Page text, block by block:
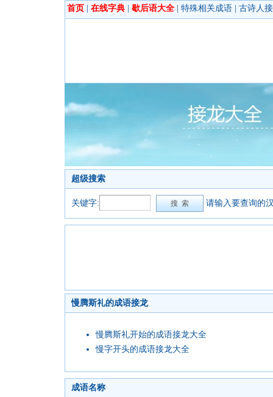
首页 在线字典 歇后语大全 特殊相关成语 古诗人
超级搜索
关键字: 请输入要查询的
慢腾斯礼的成语接龙
慢腾斯礼开始的成语接龙大全
慢字开头的成语接龙大全
成语名称